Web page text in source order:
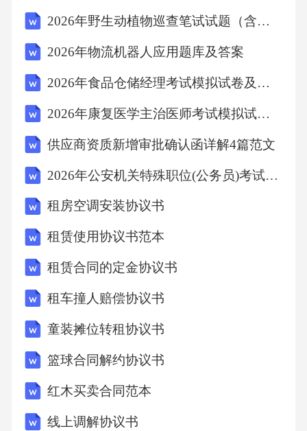
个人借款等，经双方确认，由双方共同承担的
债务为[债务明细，注明债务金额、债权人、债
各自承担比例进行分担，即甲方承担[X]%，乙
方承担[X]%。一方承担的债务超出其应承担比
例的部分，有权向另一方追偿，另一方应在接
到追偿通知后的[X]日内支付相应款项。三、违
约责任及争议解决1.违约责任若甲方未按照本协
议约定按时足额支付租金及相关费用，或未按
照约定承担其他义务的，每逾期一日，应按照
未履行金额的[X]%向乙方支付违约金。逾期超
承担因此给乙方造成的一切损失。若乙方未按
照本协议约定按时足额支付租金及相关费用，
或未按照约定承担其他义务的，每逾期一日，
应按照未履行金额的[X]%向甲方支付违约金。
逾期超过[X]日的，甲方有权解除本协议，并要
求乙方承担因此给甲方造成的一切损失。若一
2026年野生动植物巡查笔试试题（含答案）
2026年物流机器人应用题库及答案
2026年食品仓储经理考试模拟试卷及答案
2026年康复医学主治医师考试模拟试题及详解
供应商资质新增审批确认函详解4篇范文
2026年公安机关特殊职位(公务员)考试(网络安全技术职位)试题及答案解析(湖北)
租房空调安装协议书
租赁使用协议书范本
租赁合同的定金协议书
租车撞人赔偿协议书
童装摊位转租协议书
篮球合同解约协议书
红木买卖合同范本
线上调解协议书